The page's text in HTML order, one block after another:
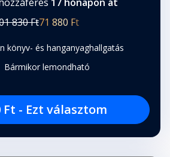
17 hónapon át
830 Ft71 880 Ft
könyv- és hanganyaghallgatás
Bármikor lemondható
Ft - Ezt választom